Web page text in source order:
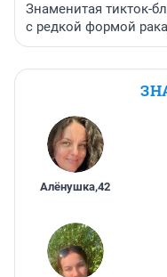
Знаменитая тикток-
с редкой формой
Алёнушка,42